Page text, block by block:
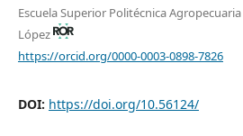
Escuela Superior Politécnica
López
https://orcid.org/0000-0003-0898-7826
DOI: https://doi.org/10.56124/